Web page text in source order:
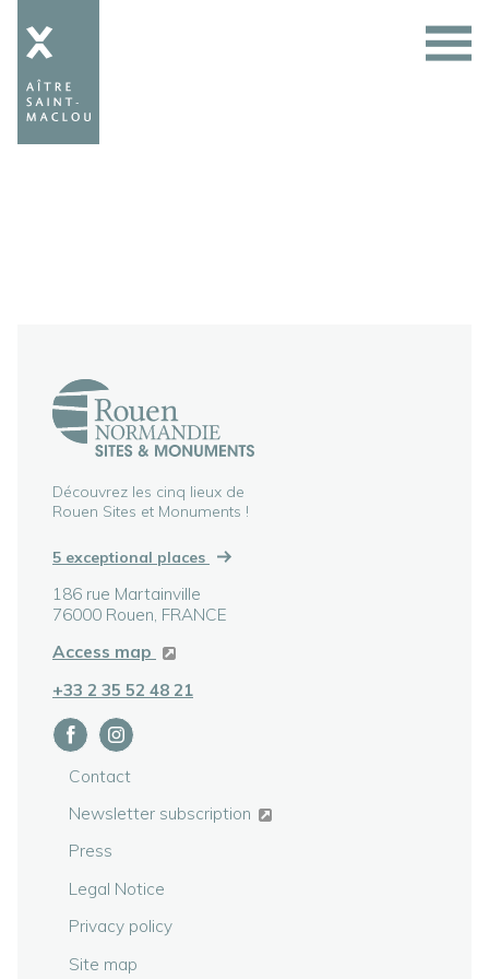
Découvrez les cinq lieux de
Rouen Sites et Monuments !
5 exceptional places
186 rue Martainville
76000 Rouen, FRANCE
Access map
+33 2 35 52 48 21
Contact
Newsletter subscription
Press
Legal Notice
Privacy policy
Site map